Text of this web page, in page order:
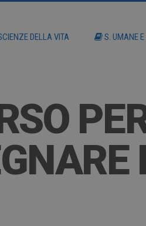
DELLA VITA S. UMANE